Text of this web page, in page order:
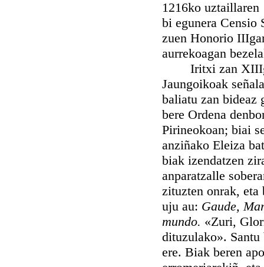
1216ko
bi egunera Censio
zuen Honorio
aurrekoagan
Iritxi zan
Jaungoikoak
baliatu zan bideaz
bere Ordena
Pirineokoan; biai
anziñako Eleiza
biak izendatzen
anparatzalle
zituzten onrak, eta
uju au: Gaude,
mundo. «Zuri,
dituzulako». Santu
ere. Biak beren